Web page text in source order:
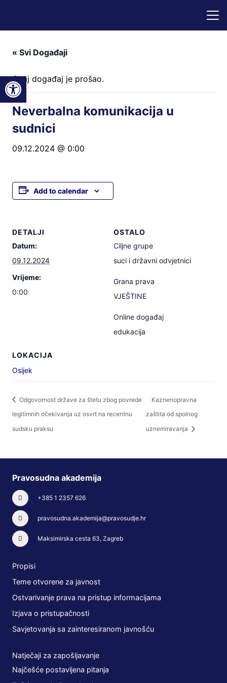
« Svi Događaji
Ovaj događaj je prošao.
Neverbalna komunikacija u
sudnici
09.12.2024 @ 0:00
Add to calendar
DETALJI
Datum:
09.12.2024
Vrijeme:
0:00
LOKACIJA
Osijek
OSTALO
Ciljne grupe
suci i državni odvjetnici
Grana prava
VJEŠTINE
Online događaj
edukacija
Odgovornost države za štetu zbog povrede
legitimnih očekivanja uz osvrt na recentnu
sudsku praksu
Kaznenopravna
zaštita od spolnog
uznemiravanja
Pravosudna akademija
+385 1 2357 626
pravosudna.akademija@pravosudje.hr
Maksimirska cesta 63, Zagreb
Propisi
Teme otvorene za javnost
Ostvarivanje prava na pristup informacijama
Izjava o pristupačnosti
Savjetovanja sa zainteresiranom javnošću
Natječaji za zapošljavanje
Najčešće postavljena pitanja
Open toolbar